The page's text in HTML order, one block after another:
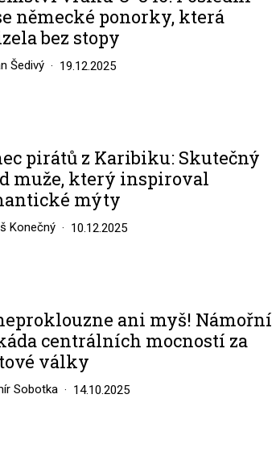
německé ponorky, která
bez stopy
Šedivý 19.12.2025
pirátů z Karibiku: Skutečný
muže, který inspiroval
mýty
Konečný 10.12.2025
ani myš! Námořní
centrálních mocností za
války
Sobotka 14.10.2025